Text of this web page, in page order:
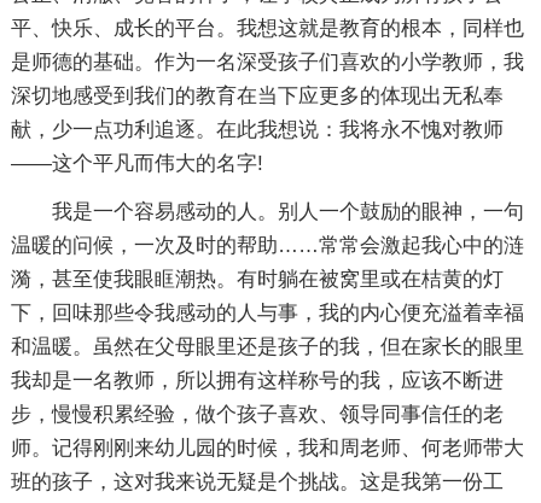
平、快乐、成长的平台。我想这就是教育的根本，同样也
是师德的基础。作为一名深受孩子们喜欢的小学教师，我
深切地感受到我们的教育在当下应更多的体现出无私奉
献，少一点功利追逐。在此我想说：我将永不愧对教师
——这个平凡而伟大的名字!
我是一个容易感动的人。别人一个鼓励的眼神，一句
温暖的问候，一次及时的帮助……常常会激起我心中的涟
漪，甚至使我眼眶潮热。有时躺在被窝里或在桔黄的灯
下，回味那些令我感动的人与事，我的内心便充溢着幸福
和温暖。虽然在父母眼里还是孩子的我，但在家长的眼里
我却是一名教师，所以拥有这样称号的我，应该不断进
步，慢慢积累经验，做个孩子喜欢、领导同事信任的老
师。记得刚刚来幼儿园的时候，我和周老师、何老师带大
班的孩子，这对我来说无疑是个挑战。这是我第一份工